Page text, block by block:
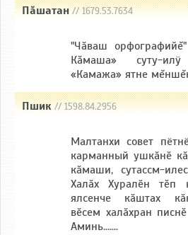
Пăшатан// 1679.53.7634
"Чӑваш
Кăмаша» суту-
«Камажа» ятне
Пшик// 1598.84.2956
Малтанхи совет
карманный ушкӑнӗ
кӑмаши, сутассм-
Халӑх Хуралӗн тӗп
ялсенче кӑштах
вӗсем халӑхран
Аминь.......